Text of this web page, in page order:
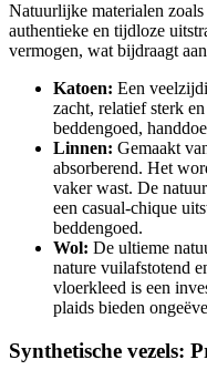
Natuurlijke materialen
authentieke en tijdloze
vermogen, wat bijdraagt
Katoen: Een
zacht, relatief sterk
beddengoed,
Linnen: Gemaakt
absorberend. Het
vaker wast. De
een casual-chique
beddengoed.
Wol: De ultieme
nature vuilafstotend
vloerkleed is een
plaids bieden
Synthetische vezels: